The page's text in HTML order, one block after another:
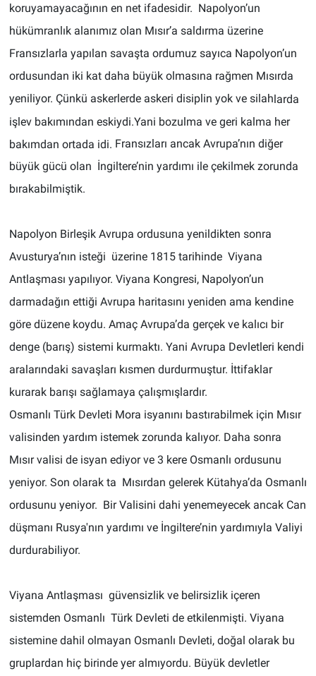
koruyamayacağının en net ifadesidir. Napolyon’un
hükümranlık alanımız olan Mısır’a saldırma üzerine
Fransızlarla yapılan savaşta ordumuz sayıca Napolyon’un
ordusundan iki kat daha büyük olmasına rağmen Mısırda
yeniliyor. Çünkü askerlerde askeri disiplin yok ve silahlarda
işlev bakımından eskiydi.Yani bozulma ve geri kalma her
bakımdan ortada idi. Fransızları ancak Avrupa’nın diğer
büyük gücü olan İngiltere’nin yardımı ile çekilmek zorunda
bırakabilmiştik.
Napolyon Birleşik Avrupa ordusuna yenildikten sonra
Avusturya’nın isteği üzerine 1815 tarihinde Viyana
Antlaşması yapılıyor. Viyana Kongresi, Napolyon’un
darmadağın ettiği Avrupa haritasını yeniden ama kendine
göre düzene koydu. Amaç Avrupa’da gerçek ve kalıcı bir
denge (barış) sistemi kurmaktı. Yani Avrupa Devletleri kendi
aralarındaki savaşları kısmen durdurmuştur. İttifaklar
kurarak barışı sağlamaya çalışmışlardır.
Osmanlı Türk Devleti Mora isyanını bastırabilmek için Mısır
valisinden yardım istemek zorunda kalıyor. Daha sonra
Mısır valisi de isyan ediyor ve 3 kere Osmanlı ordusunu
yeniyor. Son olarak ta Mısırdan gelerek Kütahya’da Osmanlı
ordusunu yeniyor. Bir Valisini dahi yenemeyecek ancak Can
düşmanı Rusya'nın yardımı ve İngiltere’nin yardımıyla Valiyi
durdurabiliyor.
Viyana Antlaşması güvensizlik ve belirsizlik içeren
sistemden Osmanlı Türk Devleti de etkilenmişti. Viyana
sistemine dahil olmayan Osmanlı Devleti, doğal olarak bu
gruplardan hiç birinde yer almıyordu. Büyük devletler